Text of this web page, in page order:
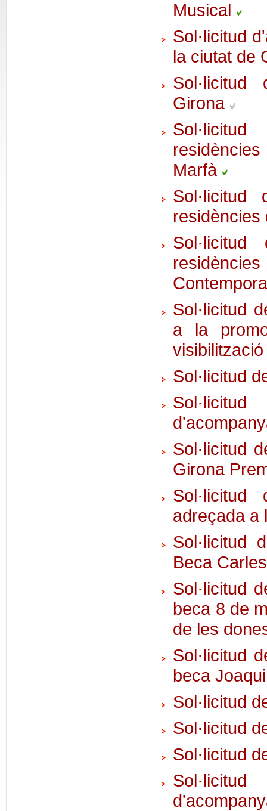
Musical
Sol·licitud
la ciutat de
Girona
Marfà
Sol·licitud
a la
Sol·licitud
Sol·licitud
Girona
adreçada a
Sol·licitud
Beca
Sol·licitud
beca 8 de
de les
Sol·licitud
beca
Sol·licitud
Sol·licitud
Sol·licitud